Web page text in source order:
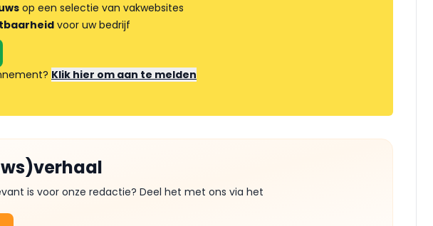
op een selectie van vakwebsites
voor uw bedrijf
Klik hier om aan te melden
is voor onze redactie? Deel het met ons via het